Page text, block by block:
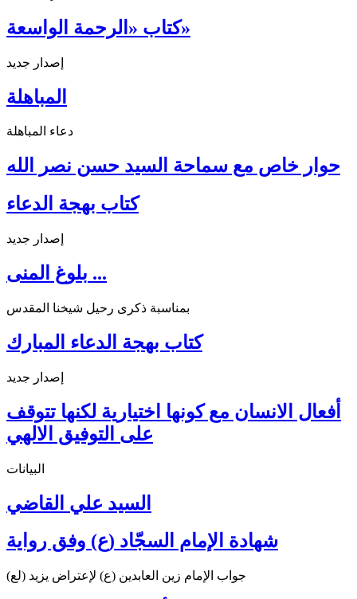
كتاب «الرحمة الواسعة»
إصدار جديد
المباهلة
دعاء المباهلة
حوار خاص مع سماحة السيد حسن نصر الله
كتاب بهجة الدعاء
إصدار جديد
بلوغ المنى ...
بمناسبة ذكرى رحيل شيخنا المقدس
كتاب بهجة الدعاء المبارك
إصدار جديد
أفعال الانسان مع كونها اختيارية لكنها تتوقف
على التوفيق الالهي
البيانات
السيد علي القاضي
شهادة الإمام السجّاد (ع) وفق رواية
جواب الإمام زين العابدين (ع) لإعتراض يزيد (لع)